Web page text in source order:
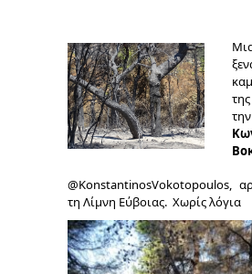
@KonstantinosVokotopoulos,
τη Λίμνη Εύβοιας. Χωρίς λόγια